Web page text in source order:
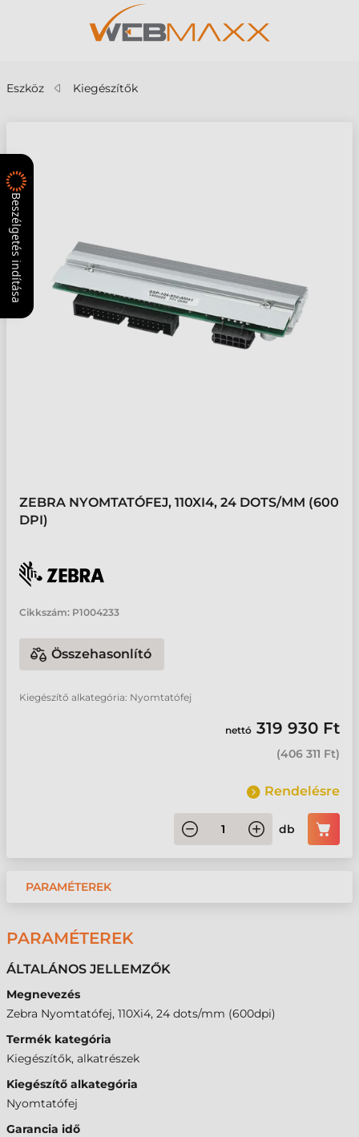
Eszköz Kiegészítők
ZEBRA NYOMTATÓFEJ, 110XI4, 24 DOTS/MM (600
DPI)
Cikkszám: P1004233
Összehasonlító
Kiegészítő alkategória: Nyomtatófej
nettó 319 930 Ft
(406 311 Ft)
Rendelésre
db
PARAMÉTEREK
PARAMÉTEREK
ÁLTALÁNOS JELLEMZŐK
Megnevezés
Zebra Nyomtatófej, 110Xi4, 24 dots/mm (600dpi)
Termék kategória
Kiegészítők, alkatrészek
Kiegészítő alkategória
Nyomtatófej
Garancia idő
Beszélgetés indítása